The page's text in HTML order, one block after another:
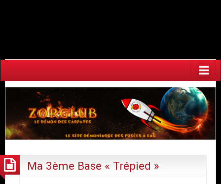
Ma 3ème Base « Trépied »